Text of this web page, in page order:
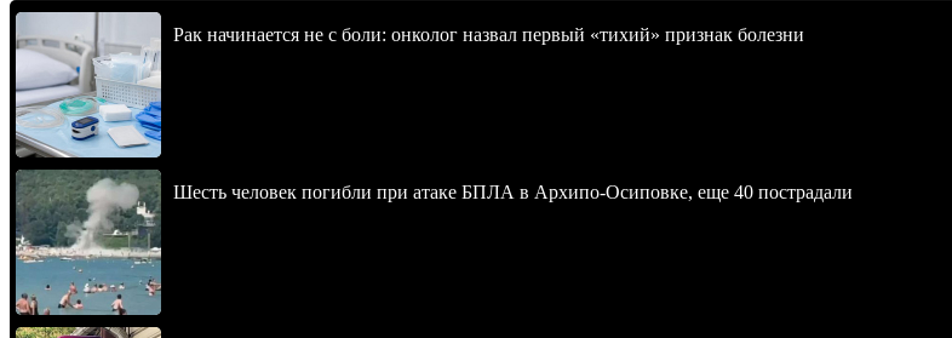
Рак начинается не с боли: онколог назвал первый «тихий» признак болезни
Шесть человек погибли при атаке БПЛА в Архипо-Осиповке, еще 40 пострадали